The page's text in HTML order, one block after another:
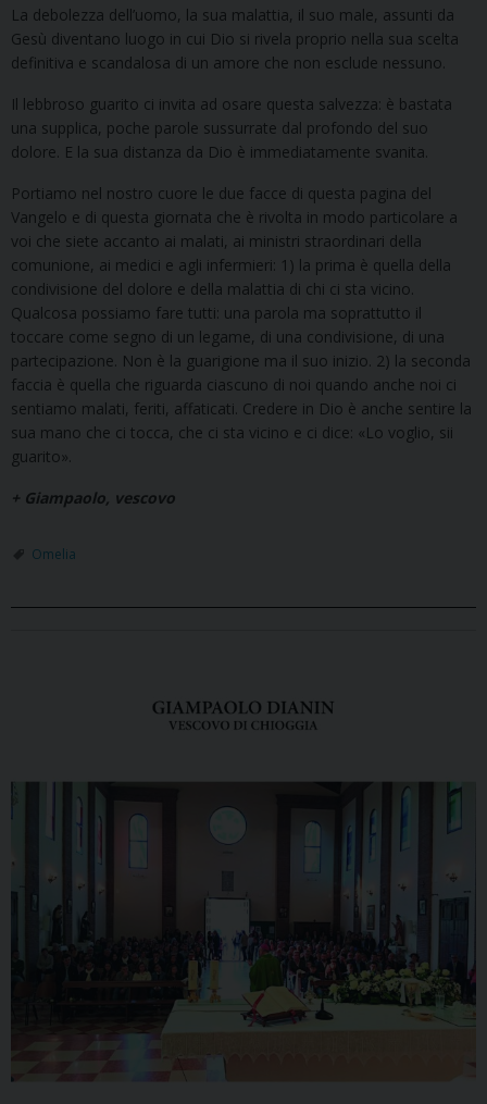
La debolezza dell’uomo, la sua malattia, il suo male, assunti da
Gesù diventano luogo in cui Dio si rivela proprio nella sua scelta
definitiva e scandalosa di un amore che non esclude nessuno.
Il lebbroso guarito ci invita ad osare questa salvezza: è bastata
una supplica, poche parole sussurrate dal profondo del suo
dolore. E la sua distanza da Dio è immediatamente svanita.
Portiamo nel nostro cuore le due facce di questa pagina del
Vangelo e di questa giornata che è rivolta in modo particolare a
voi che siete accanto ai malati, ai ministri straordinari della
comunione, ai medici e agli infermieri: 1) la prima è quella della
condivisione del dolore e della malattia di chi ci sta vicino.
Qualcosa possiamo fare tutti: una parola ma soprattutto il
toccare come segno di un legame, di una condivisione, di una
partecipazione. Non è la guarigione ma il suo inizio. 2) la seconda
faccia è quella che riguarda ciascuno di noi quando anche noi ci
sentiamo malati, feriti, affaticati. Credere in Dio è anche sentire la
sua mano che ci tocca, che ci sta vicino e ci dice: «Lo voglio, sii
guarito».
+ Giampaolo, vescovo
Omelia